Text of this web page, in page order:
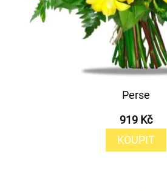
Perse
919 Kč
KOUPIT